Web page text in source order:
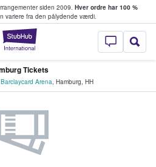
siden 2009. Hver ordre har 100 %
variere fra den pålydende værdi.
StubHub - Hvor
billetter
Tickets
Barclaycard Arena, Hamburg, HH